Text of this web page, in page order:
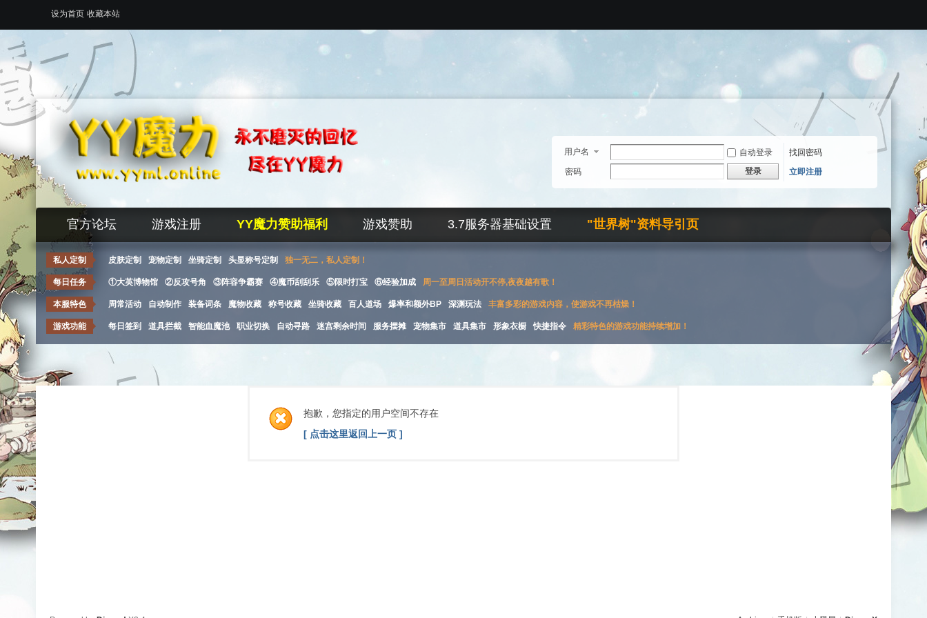
设为首页 收藏本站
用户名 自动登录
找回密码
密码
登录 立即注册
官方论坛 游戏注册 YY魔力赞助福利 游戏赞助 3.7服务器基础设置 "世界树"资料导引页
私人定制 皮肤定制 宠物定制 坐骑定制 头显称号定制 独一无二，私人定制！
每日任务 ①大英博物馆 ②反攻号角 ③阵容争霸赛 ④魔币刮刮乐 ⑤限时打宝 ⑥经验加成 周一至周日活动开不停,夜夜越有歌！
本服特色 周常活动 自动制作 装备词条 魔物收藏 称号收藏 坐骑收藏 百人道场 爆率和额外BP 深渊玩法 丰富多彩的游戏内容，使游戏不再枯燥！
游戏功能 每日签到 道具拦截 智能血魔池 职业切换 自动寻路 迷宫剩余时间 服务摆摊 宠物集市 道具集市 形象衣橱 快捷指令 精彩特色的游戏功能持续增加！
抱歉，您指定的用户空间不存在
[ 点击这里返回上一页 ]